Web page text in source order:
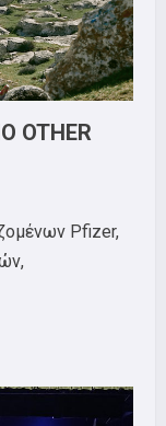
OTHER
Pfizer,